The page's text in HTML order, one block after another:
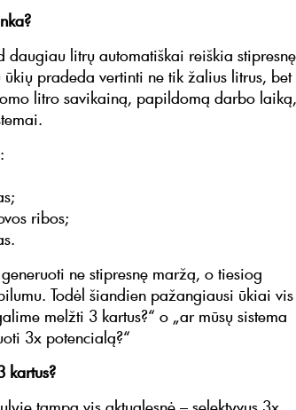
litrų automatiškai reiškia stipresnę
pradeda vertinti ne tik žalius litrus, bet
litro savikainą, papildomą darbo laiką,
ribos;
ne stipresnę maržą, o tiesiog
Todėl šiandien pažangiausi ūkiai vis
melžti 3 kartus?“ o „ar mūsų sistema
3x potencialą?“
kartus?